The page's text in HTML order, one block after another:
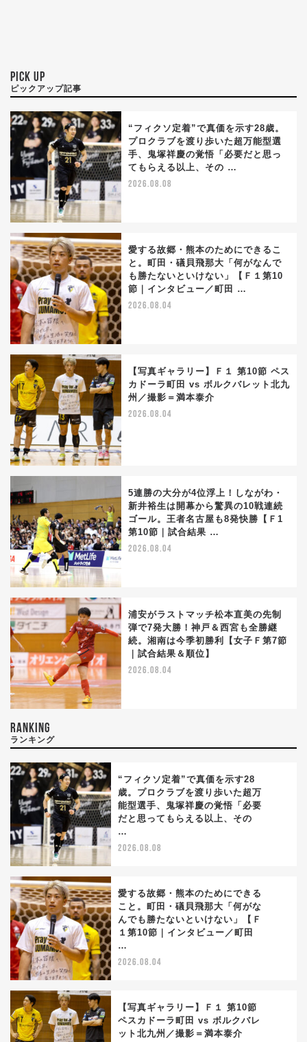
PICK UP
ピックアップ記事
“フィクソ定着”で真価を示す28歳。
プロクラブを渡り歩いた超万能型選
手、鬼塚祥慶の覚悟「必要だと思っ
てもらえる以上、その …
2026.08.08
愛する故郷・熊本のためにできるこ
と。町田・礒貝飛那大「何がなんで
も勝たないといけない」【Ｆ１第10
節｜インタビュー／町田 …
2026.08.04
【写真ギャラリー】Ｆ１ 第10節 ペス
カドーラ町田 vs ボルクバレット北九
州／撮影＝満本泰介
2026.08.04
5連勝の大分が4位浮上！しながわ・
新井裕生は開幕から驚異の10戦連続
ゴール。王者名古屋も8発快勝【Ｆ1
第10節｜試合結果 …
2026.08.04
浦安がラストマッチ松本直美の先制
弾で7発大勝！神戸＆西宮も全勝継
続。湘南は今季初勝利【女子Ｆ第7節
｜試合結果＆順位】
2026.08.04
RANKING
ランキング
“フィクソ定着”で真価を示す28
歳。プロクラブを渡り歩いた超万
能型選手、鬼塚祥慶の覚悟「必要
だと思ってもらえる以上、その
…
2026.08.08
愛する故郷・熊本のためにできる
こと。町田・礒貝飛那大「何がな
んでも勝たないといけない」【Ｆ
１第10節｜インタビュー／町田
…
2026.08.04
【写真ギャラリー】Ｆ１ 第10節
ペスカドーラ町田 vs ボルクバレ
ット北九州／撮影＝満本泰介